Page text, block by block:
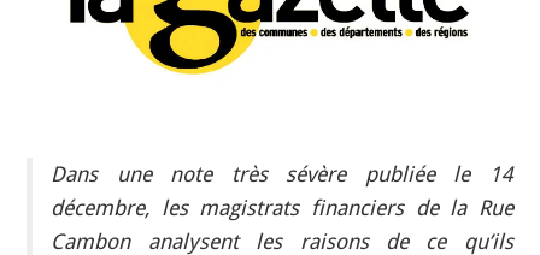
Dans une note très sévère publiée le 14
décembre, les magistrats financiers de la Rue
Cambon analysent les raisons de ce qu’ils